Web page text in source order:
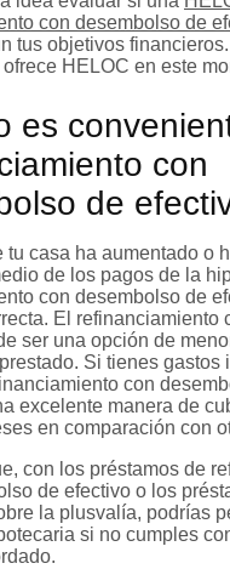
con desembolso de
tus objetivos
HELOC en este
es
con
de
tu casa ha aumentado o
de los pagos de la
con desembolso de
El refinanciamiento
ser una opción de
Si tienes gastos
con
excelente manera de
en comparación con
con los préstamos de
de efectivo o los
la plusvalía, podrías
si no cumples